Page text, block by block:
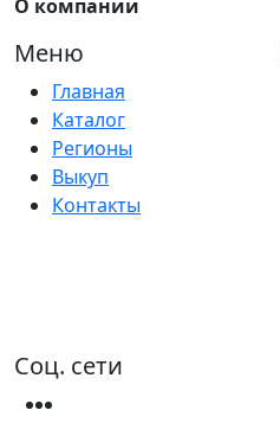
О компании
Меню
Главная
Каталог
Регионы
Выкуп
Контакты
Соц. сети